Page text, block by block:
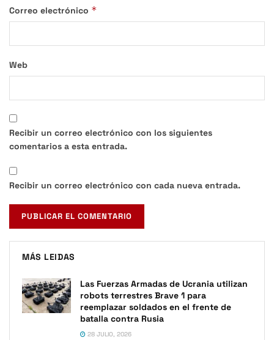
Correo electrónico *
Web
Recibir un correo electrónico con los siguientes
comentarios a esta entrada.
Recibir un correo electrónico con cada nueva entrada.
MÁS LEIDAS
Las Fuerzas Armadas de Ucrania utilizan
robots terrestres Brave 1 para
reemplazar soldados en el frente de
batalla contra Rusia
28 JULIO, 2026